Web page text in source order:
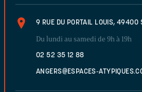
9 RUE DU PORTAIL LOUIS, 49400
Du lundi au samedi de 9h à 19h
02 52 35 12 88
ANGERS@ESPACES-